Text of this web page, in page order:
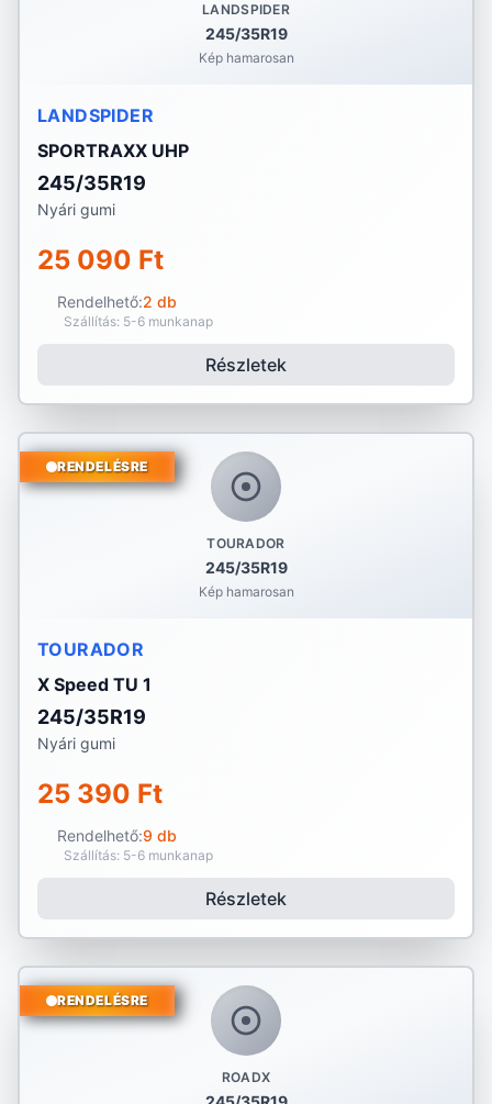
LANDSPIDER
245/35R19
Kép hamarosan
LANDSPIDER
SPORTRAXX UHP
245/35R19
Nyári gumi
25 090 Ft
Rendelhető:2 db
Szállítás: 5-6 munkanap
Részletek
TOURADOR
245/35R19
Kép hamarosan
RENDELÉSRE
TOURADOR
X Speed TU 1
245/35R19
Nyári gumi
25 390 Ft
Rendelhető:9 db
Szállítás: 5-6 munkanap
Részletek
ROADX
RENDELÉSRE